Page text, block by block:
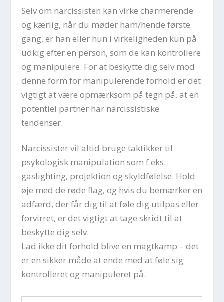
Selv om narcissisten kan virke charmerende
og kærlig, når du møder ham/hende første
gang, er han eller hun i virkeligheden kun på
udkig efter en person, som de kan kontrollere
og manipulere. For at beskytte dig selv mod
denne form for manipulerende forhold er det
vigtigt at være opmærksom på tegn på, at en
potentiel partner har narcissistiske
tendenser.
Narcissister vil altid bruge taktikker til
psykologisk manipulation som f.eks.
gaslighting, projektion og skyldfølelse. Hold
øje med de røde flag, og hvis du bemærker en
adfærd, der får dig til at føle dig utilpas eller
forvirret, er det vigtigt at tage skridt til at
beskytte dig selv.
Lad ikke dit forhold blive en magtkamp – det
er en sikker måde at ende med at føle sig
kontrolleret og manipuleret på.